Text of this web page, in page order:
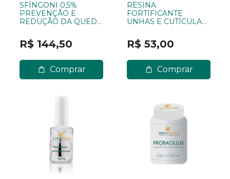
SFÍNGONI 0,5%
PREVENÇÃO E
REDUÇÃO DA QUEDA
R$ 144,50
Comprar
RESINA
FORTIFICANTE
UNHAS E CUTÍCULAS
R$ 53,00
Comprar